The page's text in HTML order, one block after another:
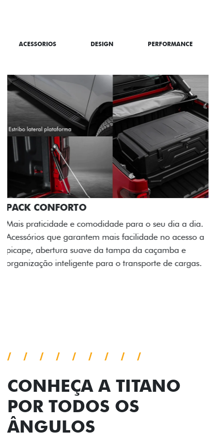
ACESSORIOS DESIGN PERFORMANCE
PACK OFF-ROAD
Prepare sua picape para qualquer desafio. O Pack
off-road combina engate de reboque para até 3,5
toneladas, alargadores de para-lamas e overbumper,
oferecendo mais capacidade de reboque, proteção
CONHEÇA A TITANO